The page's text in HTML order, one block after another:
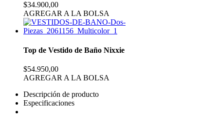
$34.900,00
AGREGAR A LA BOLSA
Top de Vestido de Baño Nixxie
$54.950,00
AGREGAR A LA BOLSA
Descripción de producto
Especificaciones